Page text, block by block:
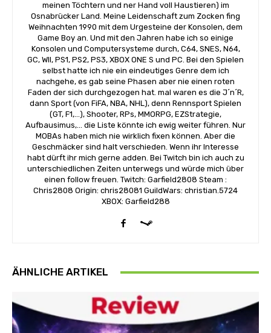
meinen Töchtern und ner Hand voll Haustieren) im
Osnabrücker Land. Meine Leidenschaft zum Zocken fing
Weihnachten 1990 mit dem Urgesteine der Konsolen, dem
Game Boy an. Und mit den Jahren habe ich so einige
Konsolen und Computersysteme durch, C64, SNES, N64,
GC, WII, PS1, PS2, PS3, XBOX ONE S und PC. Bei den Spielen
selbst hatte ich nie ein eindeutiges Genre dem ich
nachgehe, es gab seine Phasen aber nie einen roten
Faden der sich durchgezogen hat. mal waren es die J´n´R,
dann Sport (von FiFA, NBA, NHL), denn Rennsport Spielen
(GT, F1,...), Shooter, RPs, MMORPG, EZStrategie,
Aufbausimus,... die Liste könnte ich ewig weiter führen. Nur
MOBAs haben mich nie wirklich fixen können. Aber die
Geschmäcker sind halt verschieden. Wenn ihr Interesse
habt dürft ihr mich gerne adden. Bei Twitch bin ich auch zu
unterschiedlichen Zeiten unterwegs und würde mich über
einen follow freuen. Twitch: Garfield2808 Steam :
Chris2808 Origin: chris28081 GuildWars: christian.5724
XBOX: Garfield288
ÄHNLICHE ARTIKEL